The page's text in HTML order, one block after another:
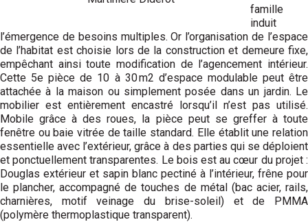
famille
induit
l’émergence de besoins multiples. Or l’organisation de l’espace
de l’habitat est choisie lors de la construction et demeure fixe,
empêchant ainsi toute modification de l’agencement intérieur.
Cette 5e pièce de 10 à 30 m2 d’espace modulable peut être
attachée à la maison ou simplement posée dans un jardin. Le
mobilier est entièrement encastré lorsqu’il n’est pas utilisé.
Mobile grâce à des roues, la pièce peut se greffer à toute
fenêtre ou baie vitrée de taille standard. Elle établit une relation
essentielle avec l’extérieur, grâce à des parties qui se déploient
et ponctuellement transparentes. Le bois est au cœur du projet :
Douglas extérieur et sapin blanc pectiné à l’intérieur, frêne pour
le plancher, accompagné de touches de métal (bac acier, rails,
charnières, motif veinage du brise-soleil) et de PMMA
(polymère thermoplastique transparent).